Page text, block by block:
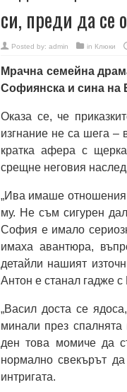
си, преди да се
Posted by: admin in Клюки
Мрачна семейна
Софиянска и сина на
Оказа се, че
изгнание не са шега –
кратка афера с
срещне неговия
„Ива имаше отношения
му. Не съм сигурен
София е имало
имаха авантюра,
детайли нашият
Антон е станал гадже
„Васил доста се
минали през
ден това момиче да
нормално свекърът
интригата.